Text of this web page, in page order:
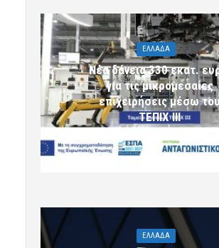
ΕΛΛΑΔΑ
Νέα δάνεια 330 εκατ.
για τις μικρομεσαίες
επιχειρήσεις μέσω
ΤΕΠΙΧ ΙΙΙ
ΕΛΛΑΔΑ